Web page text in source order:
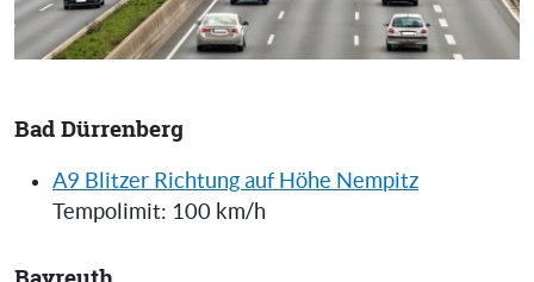
Bad Dürrenberg
A9 Blitzer Richtung auf Höhe Nempitz
Tempolimit: 100 km/h